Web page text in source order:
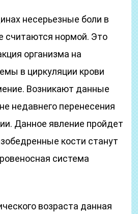
несерьезные боли в
считаются нормой. Это
организма на
в циркуляции крови
Возникают данные
недавнего перенесения
Данное явление пройдет
кости станут
система
возраста данная